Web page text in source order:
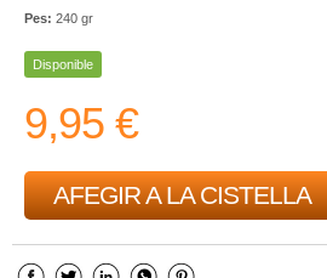
Pes: 240 gr
Disponible
9,95 €
AFEGIR A LA CISTELLA